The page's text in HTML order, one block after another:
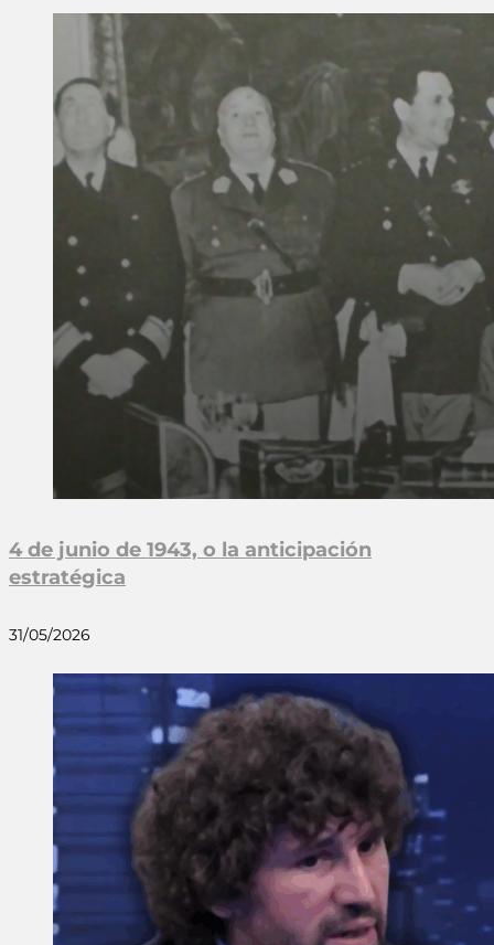
4 de junio de 1943, o la anticipación
estratégica
31/05/2026